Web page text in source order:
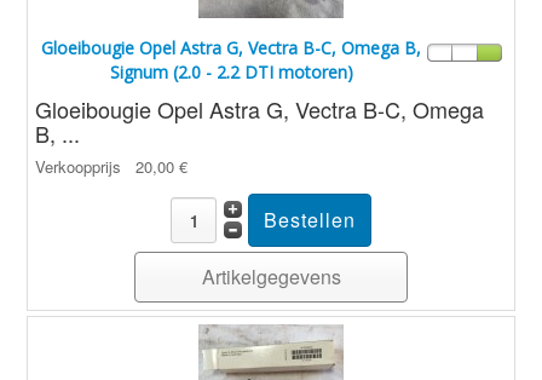
Gloeibougie Opel Astra G, Vectra B-C, Omega B,
Signum (2.0 - 2.2 DTI motoren)
Gloeibougie Opel Astra G, Vectra B-C, Omega
B, ...
Verkoopprijs 20,00 €
Artikelgegevens